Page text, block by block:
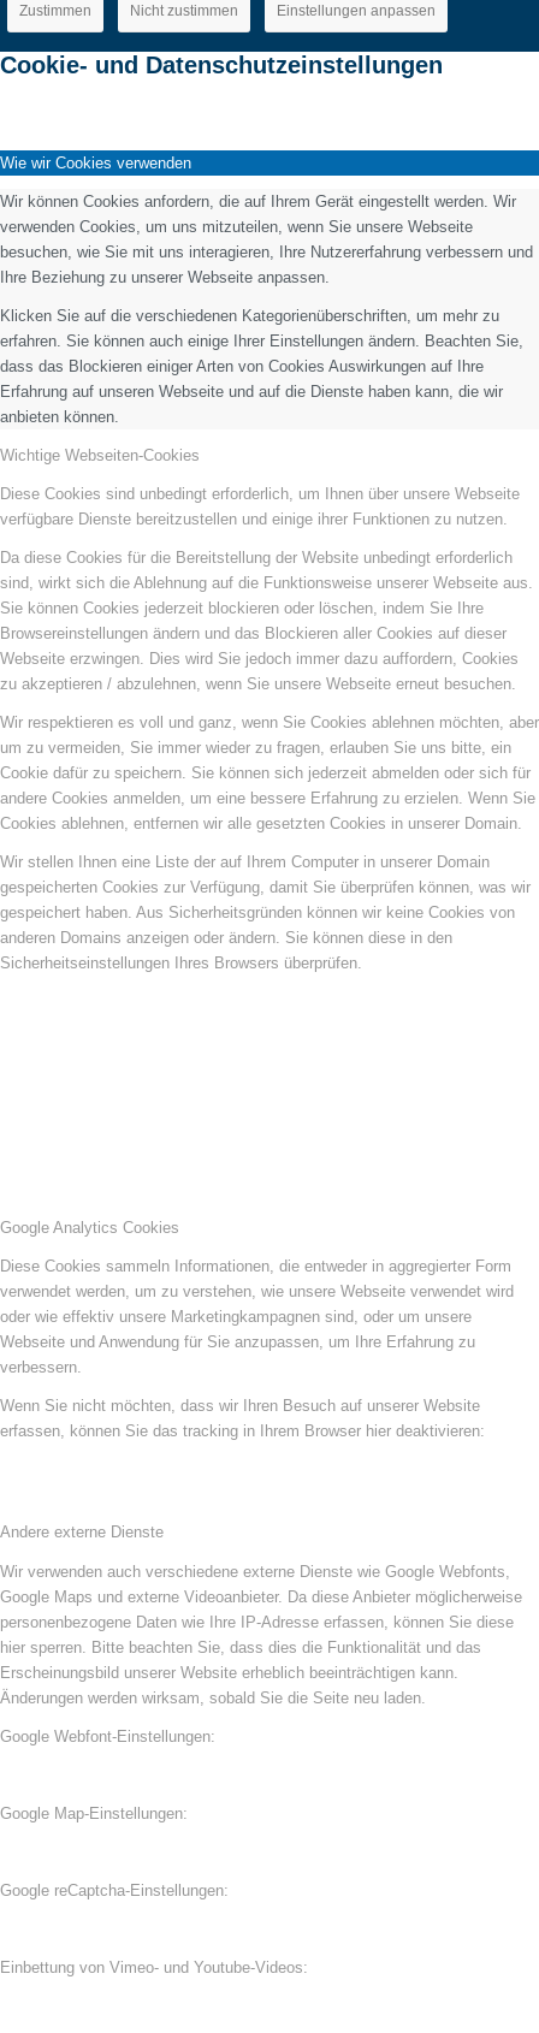
Zustimmen Nicht zustimmen Einstellungen anpassen
Cookie- und Datenschutzeinstellungen
Wie wir Cookies verwenden
Wir können Cookies anfordern, die auf Ihrem Gerät eingestellt werden. Wir
verwenden Cookies, um uns mitzuteilen, wenn Sie unsere Webseite
besuchen, wie Sie mit uns interagieren, Ihre Nutzererfahrung verbessern und
Ihre Beziehung zu unserer Webseite anpassen.
Klicken Sie auf die verschiedenen Kategorienüberschriften, um mehr zu
erfahren. Sie können auch einige Ihrer Einstellungen ändern. Beachten Sie,
dass das Blockieren einiger Arten von Cookies Auswirkungen auf Ihre
Erfahrung auf unseren Webseite und auf die Dienste haben kann, die wir
anbieten können.
Wichtige Webseiten-Cookies
Diese Cookies sind unbedingt erforderlich, um Ihnen über unsere Webseite
verfügbare Dienste bereitzustellen und einige ihrer Funktionen zu nutzen.
Da diese Cookies für die Bereitstellung der Website unbedingt erforderlich
sind, wirkt sich die Ablehnung auf die Funktionsweise unserer Webseite aus.
Sie können Cookies jederzeit blockieren oder löschen, indem Sie Ihre
Browsereinstellungen ändern und das Blockieren aller Cookies auf dieser
Webseite erzwingen. Dies wird Sie jedoch immer dazu auffordern, Cookies
zu akzeptieren / abzulehnen, wenn Sie unsere Webseite erneut besuchen.
Wir respektieren es voll und ganz, wenn Sie Cookies ablehnen möchten, aber
um zu vermeiden, Sie immer wieder zu fragen, erlauben Sie uns bitte, ein
Cookie dafür zu speichern. Sie können sich jederzeit abmelden oder sich für
andere Cookies anmelden, um eine bessere Erfahrung zu erzielen. Wenn Sie
Cookies ablehnen, entfernen wir alle gesetzten Cookies in unserer Domain.
Wir stellen Ihnen eine Liste der auf Ihrem Computer in unserer Domain
gespeicherten Cookies zur Verfügung, damit Sie überprüfen können, was wir
gespeichert haben. Aus Sicherheitsgründen können wir keine Cookies von
anderen Domains anzeigen oder ändern. Sie können diese in den
Sicherheitseinstellungen Ihres Browsers überprüfen.
Google Analytics Cookies
Diese Cookies sammeln Informationen, die entweder in aggregierter Form
verwendet werden, um zu verstehen, wie unsere Webseite verwendet wird
oder wie effektiv unsere Marketingkampagnen sind, oder um unsere
Webseite und Anwendung für Sie anzupassen, um Ihre Erfahrung zu
verbessern.
Wenn Sie nicht möchten, dass wir Ihren Besuch auf unserer Website
erfassen, können Sie das tracking in Ihrem Browser hier deaktivieren:
Andere externe Dienste
Wir verwenden auch verschiedene externe Dienste wie Google Webfonts,
Google Maps und externe Videoanbieter. Da diese Anbieter möglicherweise
personenbezogene Daten wie Ihre IP-Adresse erfassen, können Sie diese
hier sperren. Bitte beachten Sie, dass dies die Funktionalität und das
Erscheinungsbild unserer Website erheblich beeinträchtigen kann.
Änderungen werden wirksam, sobald Sie die Seite neu laden.
Google Webfont-Einstellungen:
Google Map-Einstellungen:
Google reCaptcha-Einstellungen:
Einbettung von Vimeo- und Youtube-Videos: